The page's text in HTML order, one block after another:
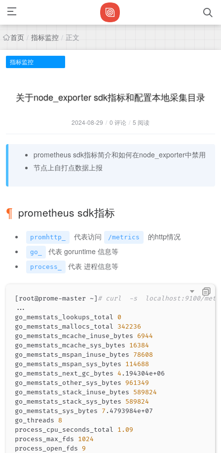
首页 / 指标监控 / 正文
指标监控
关于node_exporter sdk指标和配置本地采集目录
2024-08-29 / 0 评论 / 5 阅读
prometheus sdk指标简介和如何在node_exporter中禁用
节点上自打点数据上报
prometheus sdk指标
promhttp_ 代表访问 /metrics 的http情况
go_ 代表 goruntime 信息等
process_ 代表 进程信息等
[root@prome-master ~]# curl  -s  localhost:9100/
...
go_memstats_lookups_total 0
go_memstats_mallocs_total 342236
go_memstats_mcache_inuse_bytes 6944
go_memstats_mcache_sys_bytes 16384
go_memstats_mspan_inuse_bytes 78608
go_memstats_mspan_sys_bytes 114688
go_memstats_next_gc_bytes 4 .194304e+06
go_memstats_other_sys_bytes 961349
go_memstats_stack_inuse_bytes 589824
go_memstats_stack_sys_bytes 589824
go_memstats_sys_bytes 7 .4793984e+07
go_threads 8
process_cpu_seconds_total 1.09
process_max_fds 1024
process_open_fds 9